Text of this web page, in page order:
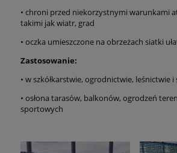
• chroni przed niekorzystnymi warunkami
takimi jak wiatr, grad
• oczka umieszczone na obrzeżach siatki
Zastosowanie:
• w szkółkarstwie, ogrodnictwie, leśnictwie i
• osłona tarasów, balkonów, ogrodzeń
sportowych